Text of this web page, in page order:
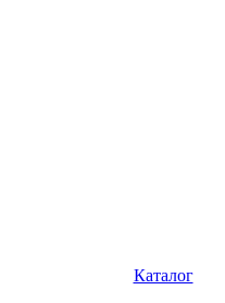
Каталог